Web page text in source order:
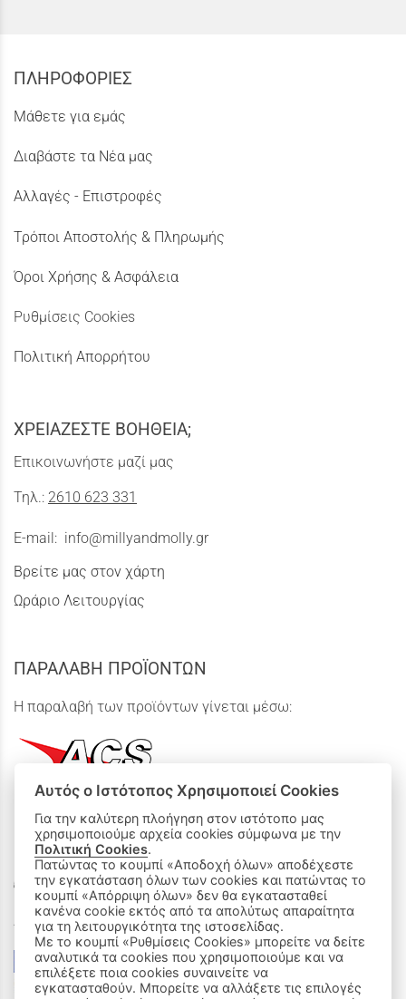
ΠΛΗΡΟΦΟΡΙΕΣ
Μάθετε για εμάς
Διαβάστε τα Νέα μας
Αλλαγές - Επιστροφές
Τρόποι Αποστολής & Πληρωμής
Όροι Χρήσης & Ασφάλεια
Ρυθμίσεις Cookies
Πολιτική Απορρήτου
ΧΡΕΙΑΖΕΣΤΕ ΒΟΗΘΕΙΑ;
Επικοινωνήστε μαζί μας
Τηλ.: 2610 623 331
E-mail: info@millyandmolly.gr
Βρείτε μας στον χάρτη
Ωράριο Λειτουργίας
ΠΑΡΑΛΑΒΗ ΠΡΟΪΟΝΤΩΝ
Η παραλαβή των προϊόντων γίνεται μέσω:
ΟΙ ΑΓΟΡΕΣ ΜΟΥ
Καλάθι Αγορών
Δεχόμαστε όλες τις πιστωτικές κάρτες:
Αυτός ο Ιστότοπος Χρησιμοποιεί Cookies
Για την καλύτερη πλοήγηση στον ιστότοπο μας
χρησιμοποιούμε αρχεία cookies σύμφωνα με την
Πολιτική Cookies.
Πατώντας το κουμπί «Αποδοχή όλων» αποδέχεστε
την εγκατάσταση όλων των cookies και πατώντας το
κουμπί «Απόρριψη όλων» δεν θα εγκατασταθεί
κανένα cookie εκτός από τα απολύτως απαραίτητα
για τη λειτουργικότητα της ιστοσελίδας.
Με το κουμπί «Ρυθμίσεις Cookies» μπορείτε να δείτε
αναλυτικά τα cookies που χρησιμοποιούμε και να
επιλέξετε ποια cookies συναινείτε να
εγκατασταθούν. Μπορείτε να αλλάξετε τις επιλογές